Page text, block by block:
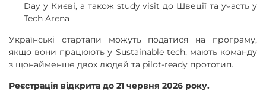
Day у Києві, а також study visit до Швеції та участь у
Tech Arena
Українські стартапи можуть податися на програму,
якщо вони працюють у Sustainable tech, мають команду
з щонайменше двох людей та pilot-ready прототип.
Реєстрація відкрита до 21 червня 2026 року.